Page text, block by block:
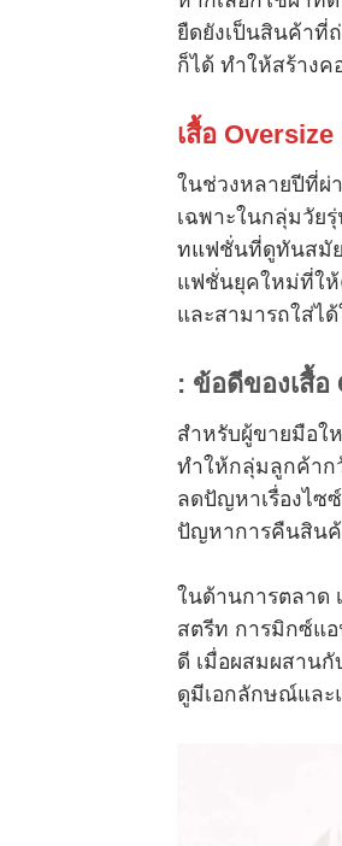
ยืดยังเป็นสินค้าที่
ก็ได้ ทำให้สร้าง
เสื้อ Oversize
ในช่วงหลายปีที่ผ่
เฉพาะในกลุ่มวัย
ทแฟชั่นที่ดูทันสมัย
แฟชั่นยุคใหม่ที่ให้
และสามารถใส่ไ
: ข้อดีของเสื้อ
สำหรับผู้ขายมือใ
ทำให้กลุ่มลูกค้าก
ลดปัญหาเรื่องไซ
ปัญหาการคืนสินค้
ในด้านการตลาด
สตรีท การมิกซ์แ
ดี เมื่อผสมผสานกั
ดูมีเอกลักษณ์และ